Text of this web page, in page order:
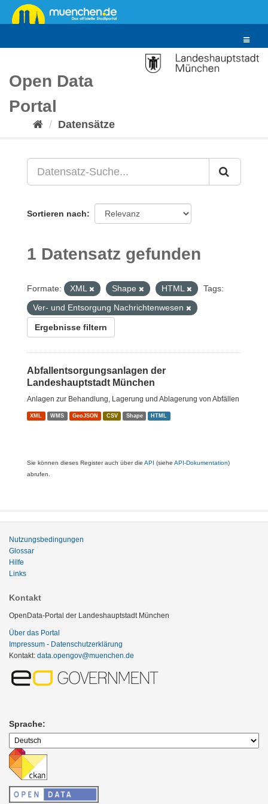
Überspringen
zum
Toggle
Open Data
Portal
Datensätze
Sortieren nach
1 Datensatz gefunden
Formate: XML Shape HTML
Tags:
Ver- und Entsorgung Nachrichtenwesen
Ergebnisse filtern
Abfallentsorgungsanlagen der
Landeshauptstadt München
Anlagen zur Behandlung, Lagerung und Ablagerung von Abfällen
XML WMS GeoJSON CSV Shape HTML
Sie können dieses Register auch über die API (siehe API-Dokumentation)
abrufen.
Nutzungsbedingungen
Glossar
Hilfe
Links
Kontakt
OpenData-Portal der Landeshauptstadt München
Über das Portal
Impressum - Datenschutzerklärung
Kontakt: data.opengov@muenchen.de
Sprache